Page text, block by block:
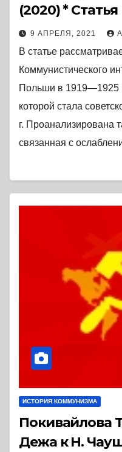
(2020) * Статья
9 АПРЕЛЯ, 2021
В статье
Коммунистического
Польши в 1919—1925
которой стала
г. Проанализирована
связанная с
ИСТОРИЯ КОММУНИЗМА
Покивайлова
Дежа к Н.